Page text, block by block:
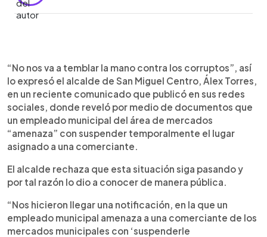
Escuchar artículo
“No nos va a temblar la mano contra los corruptos”, así
lo expresó el alcalde de San Miguel Centro, Álex Torres,
en un reciente comunicado que publicó en sus redes
sociales, donde reveló por medio de documentos que
un empleado municipal del área de mercados
“amenaza” con suspender temporalmente el lugar
asignado a una comerciante.
El alcalde rechaza que esta situación siga pasando y
por tal razón lo dio a conocer de manera pública.
“Nos hicieron llegar una notificación, en la que un
empleado municipal amenaza a una comerciante de los
mercados municipales con ‘suspenderle